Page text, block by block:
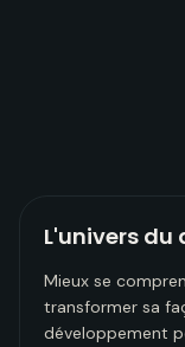
L'univers du
Mieux se
transformer sa
développement